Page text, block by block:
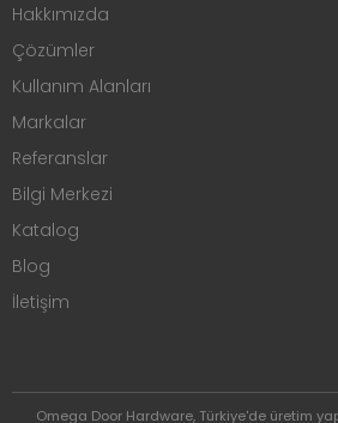
Hakkımızda
Çözümler
Kullanım Alanları
Markalar
Referanslar
Bilgi Merkezi
Katalog
Blog
İletişim
Omega Door Hardware, Türkiye'de üretim